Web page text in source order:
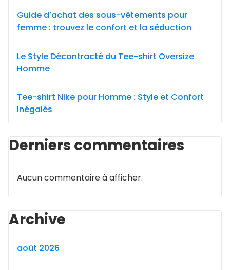
Guide d’achat des sous-vêtements pour
femme : trouvez le confort et la séduction
Le Style Décontracté du Tee-shirt Oversize
Homme
Tee-shirt Nike pour Homme : Style et Confort
Inégalés
Derniers commentaires
Aucun commentaire à afficher.
Archive
août 2026